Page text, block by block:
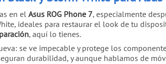
en elAsus ROG Phone 7, especialmente
ideales para restaurar el look de tu
, aquí lo tienes.
se ve impecable y protege los
durabilidad, y aunque hablamos de